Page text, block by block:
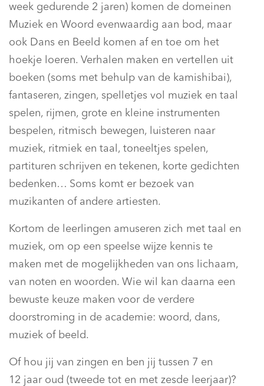
week gedurende 2 jaren) komen de domeinen
Muziek en Woord evenwaardig aan bod, maar
ook Dans en Beeld komen af en toe om het
hoekje loeren. Verhalen maken en vertellen uit
boeken (soms met behulp van de kamishibai),
fantaseren, zingen, spelletjes vol muziek en taal
spelen, rijmen, grote en kleine instrumenten
bespelen, ritmisch bewegen, luisteren naar
muziek, ritmiek en taal, toneeltjes spelen,
partituren schrijven en tekenen, korte gedichten
bedenken… Soms komt er bezoek van
muzikanten of andere artiesten.
Kortom de leerlingen amuseren zich met taal en
muziek, om op een speelse wijze kennis te
maken met de mogelijkheden van ons lichaam,
van noten en woorden. Wie wil kan daarna een
bewuste keuze maken voor de verdere
doorstroming in de academie: woord, dans,
muziek of beeld.
Of hou jij van zingen en ben jij tussen 7 en
12 jaar oud (tweede tot en met zesde leerjaar)?